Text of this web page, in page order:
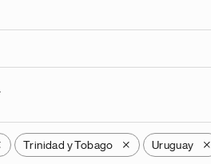
Trinidad y Tobago X Uruguay X